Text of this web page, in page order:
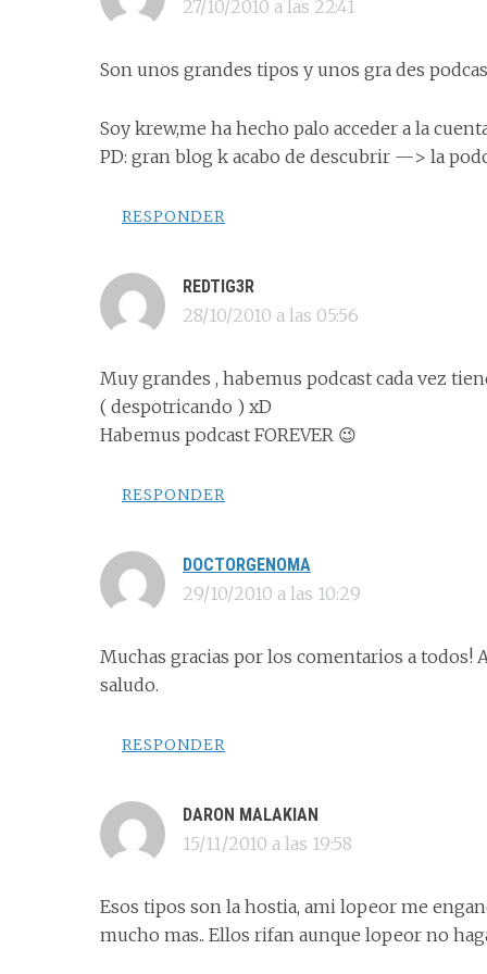
27/10/2010 a las 22:41
Son unos grandes tipos y unos gra des
Soy krew,me ha hecho palo acceder a la
PD: gran blog k acabo de descubrir —> la
RESPONDER
REDTIG3R
28/10/2010 a las 05:56
Muy grandes , habemus podcast cada vez
( despotricando ) xD
Habemus podcast FOREVER 😉
RESPONDER
DOCTORGENOMA
29/10/2010 a las 10:29
Muchas gracias por los comentarios a todos!
saludo.
RESPONDER
DARON MALAKIAN
15/11/2010 a las 19:58
Esos tipos son la hostia, ami lopeor me
mucho mas.. Ellos rifan aunque lopeor no